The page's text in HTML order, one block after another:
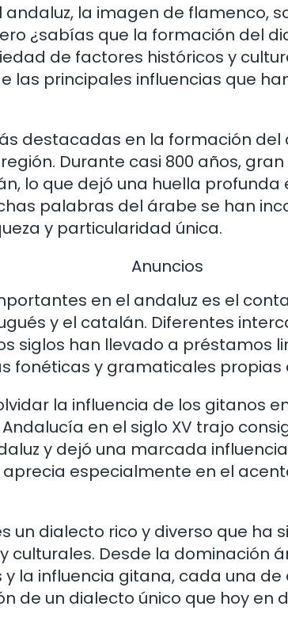
la imagen de flamenco,
¿sabías que la formación del
de factores históricos y
las principales influencias que
destacadas en la formación del
Durante casi 800 años,
lo que dejó una huella profunda
palabras del árabe se han
y particularidad única.
Anuncios
en el andaluz es el
y el catalán. Diferentes
siglos han llevado a préstamos
fonéticas y gramaticales propias
la influencia de los gitanos
en el siglo XV trajo
y dejó una marcada
aprecia especialmente en el
un dialecto rico y diverso que ha
culturales. Desde la dominación
la influencia gitana, cada una de
de un dialecto único que hoy en